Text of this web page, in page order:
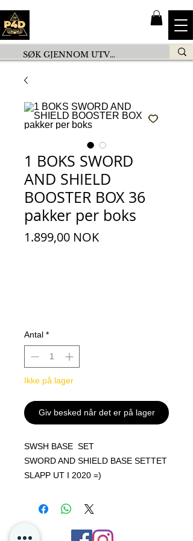
1 BOKS SWORD
AND SHIELD
BOOSTER BOX 36
pakker per boks
1.899,00 NOKPris
Antal *
Ikke på lager
Giv besked når det er på lager
SWSH BASE SET
SWORD AND SHIELD BASE SETTET
SLAPP UT I 2020 =)